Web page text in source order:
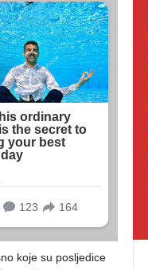
koje su posljedice